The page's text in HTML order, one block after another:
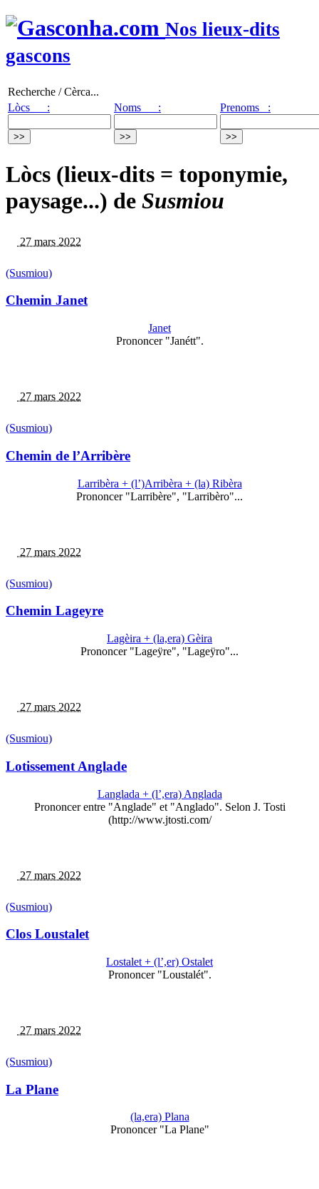
Nos lieux-dits
gascons
Recherche / Cèrca...
Lòcs :
Noms : Prenoms :
Lòcs (lieux-dits = toponymie,
paysage...) de Susmiou
27 mars 2022
(Susmiou)
Chemin Janet
Janet
Prononcer "Janétt".
27 mars 2022
(Susmiou)
Chemin de l’Arribère
Larribèra + (l’)Arribèra + (la) Ribèra
Prononcer "Larribère", "Larribèro"...
27 mars 2022
(Susmiou)
Chemin Lageyre
Lagèira + (la,era) Gèira
Prononcer "Lageÿre", "Lageÿro"...
27 mars 2022
(Susmiou)
Lotissement Anglade
Langlada + (l’,era) Anglada
Prononcer entre "Anglade" et "Anglado". Selon J. Tosti
(http://www.jtosti.com/
27 mars 2022
(Susmiou)
Clos Loustalet
Lostalet + (l’,er) Ostalet
Prononcer "Loustalét".
27 mars 2022
(Susmiou)
La Plane
(la,era) Plana
Prononcer "La Plane"